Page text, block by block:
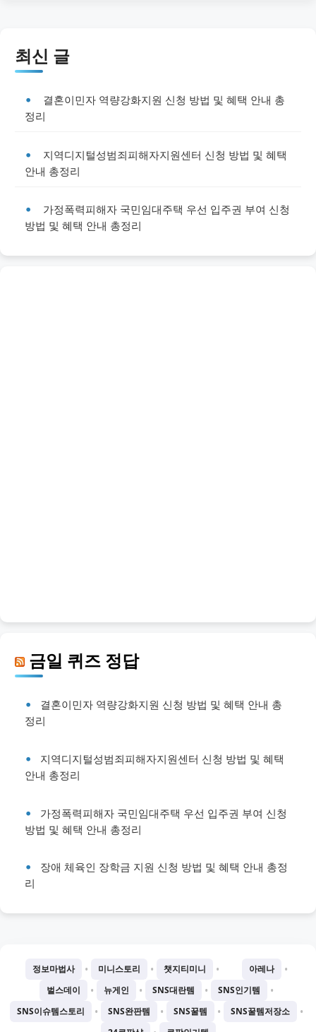
최신 글
결혼이민자 역량강화지원 신청 방법 및 혜택 안내 총
정리
지역디지털성범죄피해자지원센터 신청 방법 및 혜택
안내 총정리
가정폭력피해자 국민임대주택 우선 입주권 부여 신청
방법 및 혜택 안내 총정리
금일 퀴즈 정답
결혼이민자 역량강화지원 신청 방법 및 혜택 안내 총
정리
지역디지털성범죄피해자지원센터 신청 방법 및 혜택
안내 총정리
가정폭력피해자 국민임대주택 우선 입주권 부여 신청
방법 및 혜택 안내 총정리
장애 체육인 장학금 지원 신청 방법 및 혜택 안내 총정
리
정보마법사 • 미니스토리 • 챗지티미니 • 아레나 •
벌스데이 • 뉴게인 • SNS대란템 • SNS인기템 •
SNS이슈템스토리 • SNS완판템 • SNS꿀템 • SNS꿀템저장소 •